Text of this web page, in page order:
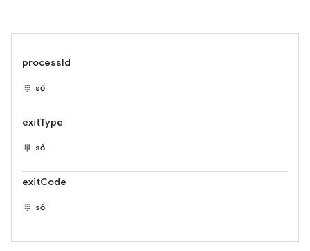
processId
số
exitType
số
exitCode
số